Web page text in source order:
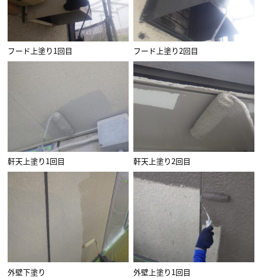
フード上塗り1回目 フード上塗り2回目
軒天上塗り1回目 軒天上塗り2回目
外壁下塗り 外壁上塗り1回目